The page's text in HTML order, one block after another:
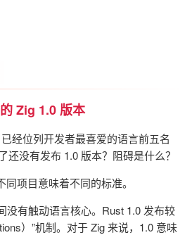
Zig 1.0 版本
经位列开发者最喜爱的语言前五名
还没有发布 1.0 版本？阻碍是什么？
同项目意味着不同的标准。
没有触动语言核心。Rust 1.0 发布较
）”机制。对于 Zig 来说，1.0 意味